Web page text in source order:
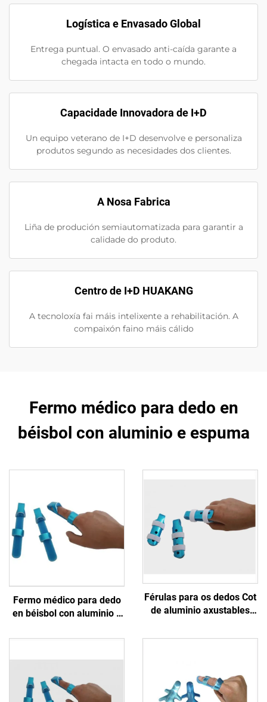
Logística e Envasado Global
Entrega puntual. O envasado anti-caída garante a
chegada intacta en todo o mundo.
Capacidade Innovadora de I+D
Un equipo veterano de I+D desenvolve e personaliza
produtos segundo as necesidades dos clientes.
A Nosa Fabrica
Liña de produción semiautomatizada para garantir a
calidade do produto.
Centro de I+D HUAKANG
A tecnoloxía fai máis intelixente a rehabilitación. A
compaixón faino máis cálido
Fermo médico para dedo en
béisbol con aluminio e espuma
Fermo médico para dedo
en béisbol con aluminio e
Férulas para os dedos Cot
de aluminio axustables
protección ou